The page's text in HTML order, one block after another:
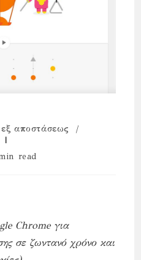
αποστάσεως
/
read
Chrome για
σε ζωντανό χρόνο και